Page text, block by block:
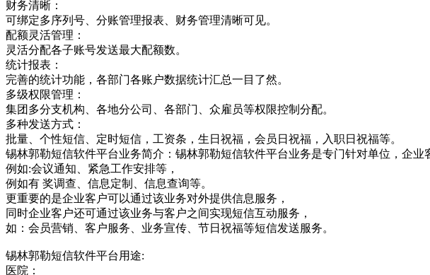
财务清晰：
可绑定多序列号、分账管理报表、财务管理清晰可见。
配额灵活管理：
灵活分配各子账号发送最大配额数。
统计报表：
完善的统计功能，各部门各账户数据统计汇总一目了然。
多级权限管理：
集团多分支机构、各地分公司、各部门、众雇员等权限控制分配。
多种发送方式：
批量、个性短信、定时短信，工资条，生日祝福，会员日祝福，入职日祝福等。
锡林郭勒短信软件平台业务简介：锡林郭勒短信软件平台业务是专门针对单位，企
例如:会议通知、紧急工作安排等，
例如有 奖调查、信息定制、信息查询等。
更重要的是企业客户可以通过该业务对外提供信息服务，
同时企业客户还可通过该业务与客户之间实现短信互动服务，
如：会员营销、客户服务、业务宣传、节日祝福等短信发送服务。
锡林郭勒短信软件平台用途:
医院：